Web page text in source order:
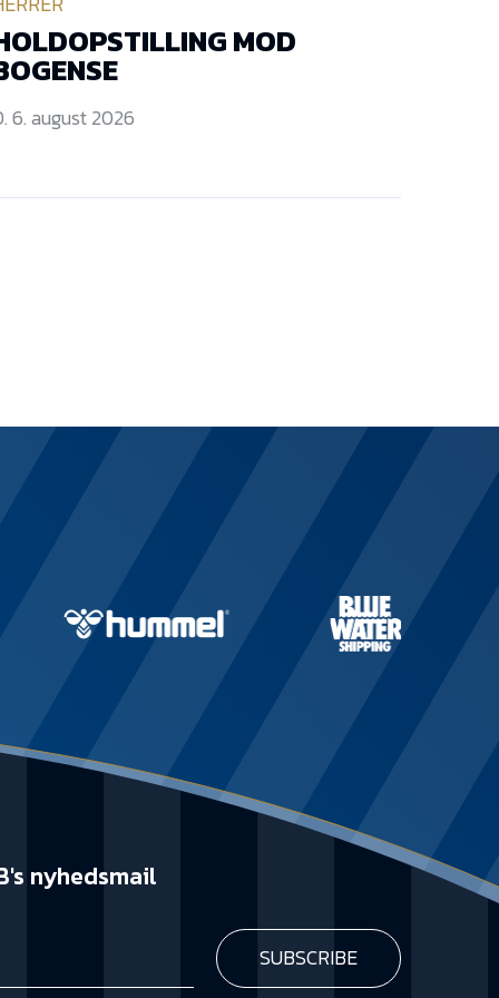
MOD
6. august 2026
nyhedsmail